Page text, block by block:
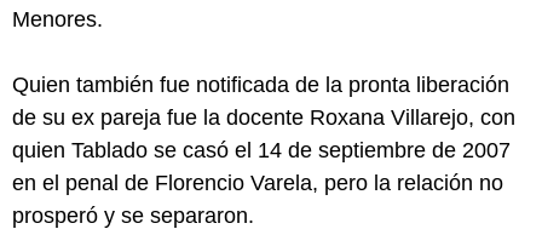
Menores.
Quien también fue notificada de la pronta liberación
de su ex pareja fue la docente Roxana Villarejo, con
quien Tablado se casó el 14 de septiembre de 2007
en el penal de Florencio Varela, pero la relación no
prosperó y se separaron.